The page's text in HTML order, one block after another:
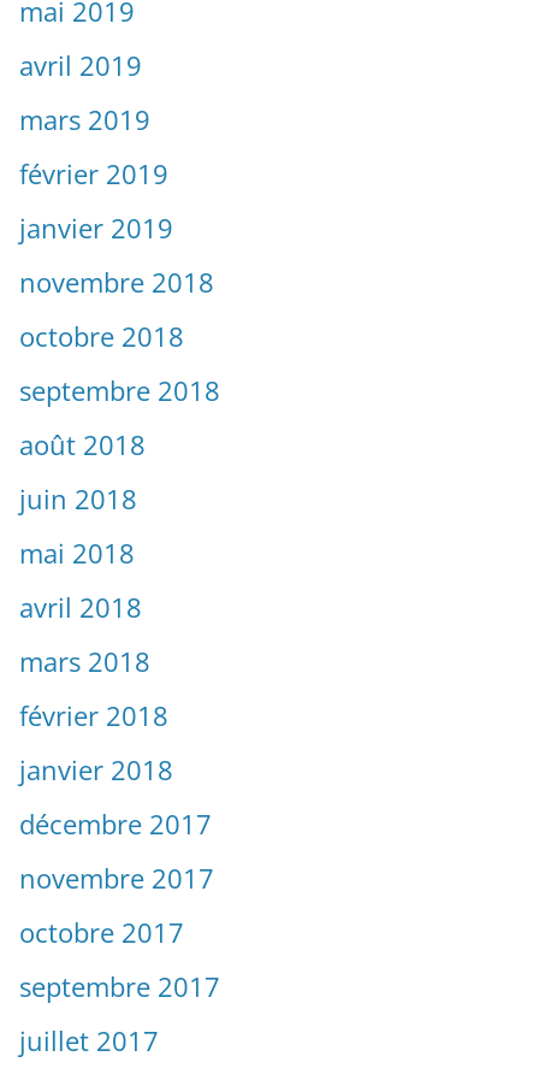
mai 2019
avril 2019
mars 2019
février 2019
janvier 2019
novembre 2018
octobre 2018
septembre 2018
août 2018
juin 2018
mai 2018
avril 2018
mars 2018
février 2018
janvier 2018
décembre 2017
novembre 2017
octobre 2017
septembre 2017
juillet 2017